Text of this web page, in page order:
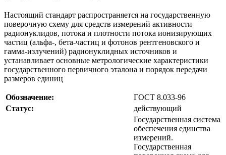
Настоящий стандарт распространяется на государственную
поверочную схему для средств измерений активности
радионуклидов, потока и плотности потока ионизирующих
частиц (альфа-, бета-частиц и фотонов рентгеновского и
гамма-излучений) радионуклидных источников и
устанавливает основные метрологические характеристики
государственного первичного эталона и порядок передачи
размеров единиц
Обозначение:
ГОСТ 8.033-96
Статус:
действующий
Государственная система
обеспечения единства
измерений.
Государственная